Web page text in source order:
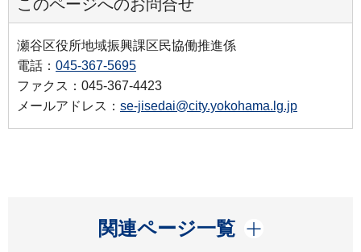
このページへのお問合せ
瀬谷区役所地域振興課区民協働推進係
電話： 045-367-5695
ファクス：045-367-4423
メールアドレス： se-jisedai@city.yokohama.lg.jp
関連ページ一覧
開く